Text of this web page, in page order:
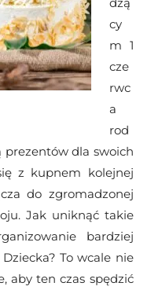
cy
m 1
cze
rwc
a
rod
prezentów dla swoich
z kupnem kolejnej
do zgromadzonej
Jak uniknąć takie
bardziej
To wcale nie
aby ten czas spędzić